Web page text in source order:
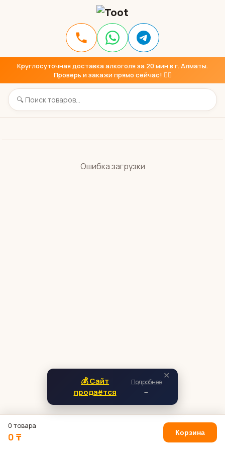
Круглосуточная доставка алкоголя за 20 мин в г. Алматы.
Проверь и закажи прямо сейчас! 👇🏼
Ошибка загрузки
✕
💰 Сайт
продаётся
Подробнее
→
0 товара
0 ₸ Корзина